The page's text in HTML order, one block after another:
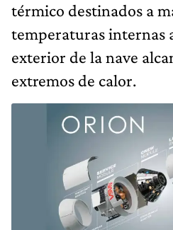
térmico destinados a
temperaturas internas
exterior de la nave
extremos de calor.